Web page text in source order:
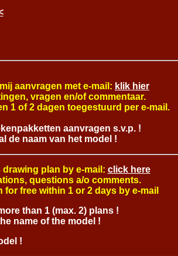
aanvragen met e-mail: klik hier
vragen en/of commentaar.
1 of 2 dagen toegestuurd per e-mail.
aanvragen s.v.p. !
de naam van het model !
plan by e-mail: click here
questions a/o comments.
for free within 1 or 2 days by e-mail
than 1 (max. 2) plans!
name of the model !
!